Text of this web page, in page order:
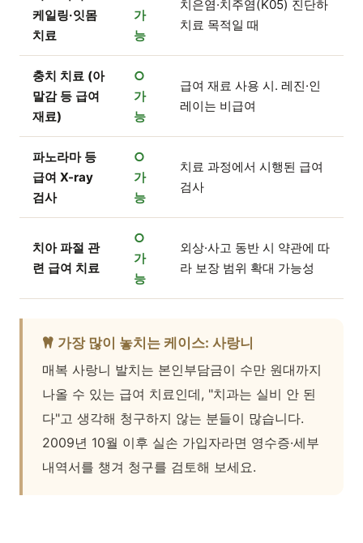
케일링·잇몸
치료
가
능
치은염·치주염(K05) 진단하
치료 목적일 때
충치 치료 (아
말감 등 급여
재료)
○
가
능
급여 재료 사용 시. 레진·인
레이는 비급여
파노라마 등
급여 X-ray
검사
○
가
능
치료 과정에서 시행된 급여
검사
치아 파절 관
련 급여 치료
○
가
능
외상·사고 동반 시 약관에 따
라 보장 범위 확대 가능성
가장 많이 놓치는 케이스: 사랑니
매복 사랑니 발치는 본인부담금이 수만 원대까지
나올 수 있는 급여 치료인데, "치과는 실비 안 된
다"고 생각해 청구하지 않는 분들이 많습니다.
2009년 10월 이후 실손 가입자라면 영수증·세부
내역서를 챙겨 청구를 검토해 보세요.